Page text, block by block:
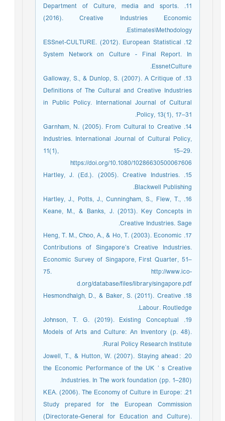
11. Department of Culture, media and sports.
(2016). Creative Industries Economic
Estimates\Methodology.
12. ESSnet-CULTURE. (2012). European Statistical
System Network on Culture - Final Report. In
EssnetCulture.
13. Galloway, S., & Dunlop, S. (2007). A Critique of
Definitions of The Cultural and Creative Industries
in Public Policy. International Journal of Cultural
Policy, 13(1), 17–31.
14. Garnham, N. (2005). From Cultural to Creative
Industries. International Journal of Cultural Policy,
11(1), 15–29.
https://doi.org/10.1080/10286630500067606
15. Hartley, J. (Ed.). (2005). Creative Industries.
Blackwell Publishing.
16. Hartley, J., Potts, J., Cunningham, S., Flew, T.,
Keane, M., & Banks, J. (2013). Key Concepts in
Creative Industries. Sage.
17. Heng, T. M., Choo, A., & Ho, T. (2003). Economic
Contributions of Singapore’s Creative Industries.
Economic Survey of Singapore, First Quarter, 51–
75. http://www.ico-
d.org/database/files/library/singapore.pdf
18. Hesmondhalgh, D., & Baker, S. (2011). Creative
Labour. Routledge.
19. Johnson, T. G. (2019). Existing Conceptual
Models of Arts and Culture: An Inventory (p. 48).
Rural Policy Research Institute.
20. Jowell, T., & Hutton, W. (2007). Staying ahead :
the Economic Performance of the UK ’ s Creative
Industries. In The work foundation (pp. 1–280).
21. KEA. (2006). The Economy of Culture in Europe:
Study prepared for the European Commission
(Directorate-General for Education and Culture).